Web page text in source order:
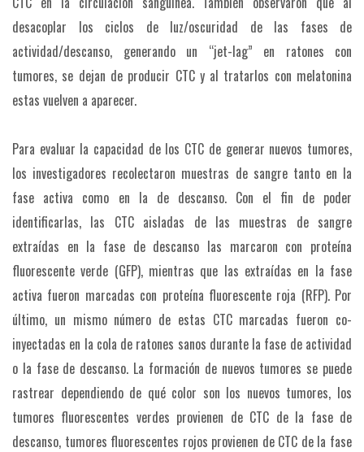
desacoplar los ciclos de luz/oscuridad de las fases de
actividad/descanso, generando un “jet-lag” en ratones con
tumores, se dejan de producir CTC y al tratarlos con melatonina
estas vuelven a aparecer.
Para evaluar la capacidad de los CTC de generar nuevos tumores,
los investigadores recolectaron muestras de sangre tanto en la
fase activa como en la de descanso. Con el fin de poder
identificarlas, las CTC aisladas de las muestras de sangre
extraídas en la fase de descanso las marcaron con proteína
fluorescente verde (GFP), mientras que las extraídas en la fase
activa fueron marcadas con proteína fluorescente roja (RFP). Por
último, un mismo número de estas CTC marcadas fueron co-
inyectadas en la cola de ratones sanos durante la fase de actividad
o la fase de descanso. La formación de nuevos tumores se puede
rastrear dependiendo de qué color son los nuevos tumores, los
tumores fluorescentes verdes provienen de CTC de la fase de
descanso, tumores fluorescentes rojos provienen de CTC de la fase